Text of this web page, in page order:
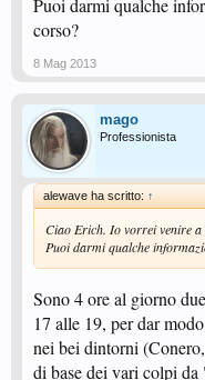
Puoi darmi qualche
corso?
8 Mag 2013
mago
Professionista
alewave ha scritto: ↑
Ciao Erich. Io vorrei venire a
Puoi darmi qualche
Sono 4 ore al giorno
17 alle 19, per dar
nei bei dintorni
di base dei vari colpi